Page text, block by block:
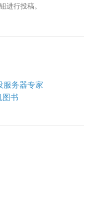
进行投稿。
务器专家
图书